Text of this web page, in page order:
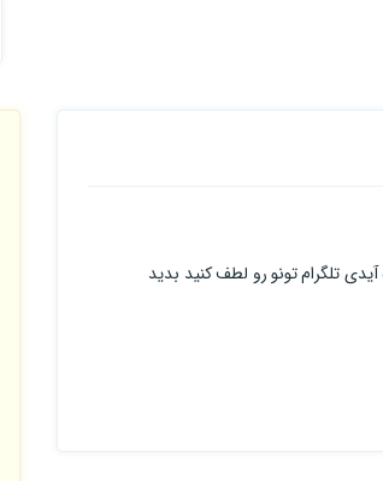
تلگرام تونو رو لطف کنید بدید